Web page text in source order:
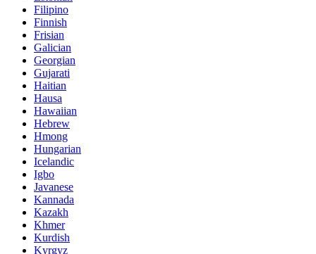
Filipino
Finnish
Frisian
Galician
Georgian
Gujarati
Haitian
Hausa
Hawaiian
Hebrew
Hmong
Hungarian
Icelandic
Igbo
Javanese
Kannada
Kazakh
Khmer
Kurdish
Kyrgyz